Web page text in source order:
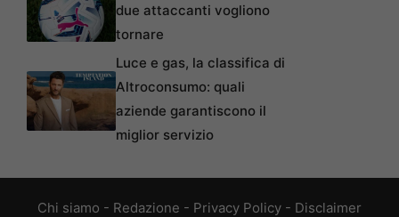
due attaccanti vogliono
tornare
Luce e gas, la classifica di
Altroconsumo: quali
aziende garantiscono il
miglior servizio
Chi siamo - Redazione - Privacy Policy - Disclaimer